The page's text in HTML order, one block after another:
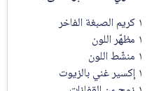
١ كريم الصبغة الفاخر
١ مظهّر اللون
١ منشّط اللون
١ إكسير غني بالزيوت